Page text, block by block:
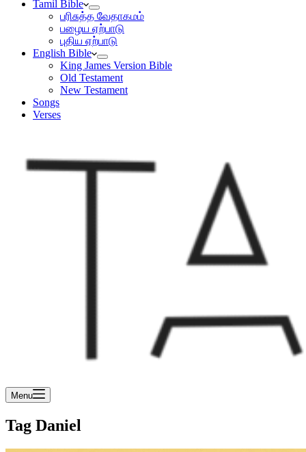
Tamil Bible
பரிசுத்த வேதாகமம்
பழைய ஏற்பாடு
புதிய ஏற்பாடு
English Bible
King James Version Bible
Old Testament
New Testament
Songs
Verses
Menu
Tag Daniel